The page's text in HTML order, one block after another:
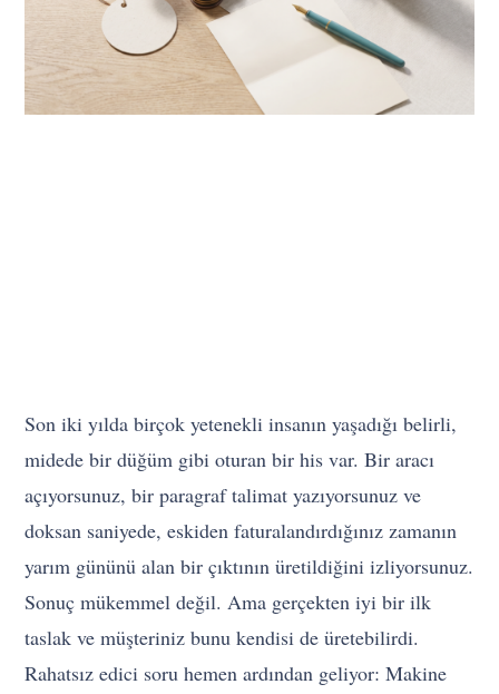
Son iki yılda birçok yetenekli insanın yaşadığı belirli,
midede bir düğüm gibi oturan bir his var. Bir aracı
açıyorsunuz, bir paragraf talimat yazıyorsunuz ve
doksan saniyede, eskiden faturalandırdığınız zamanın
yarım gününü alan bir çıktının üretildiğini izliyorsunuz.
Sonuç mükemmel değil. Ama gerçekten iyi bir ilk
taslak ve müşteriniz bunu kendisi de üretebilirdi.
Rahatsız edici soru hemen ardından geliyor: Makine